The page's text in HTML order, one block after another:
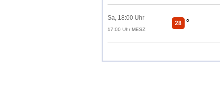
Sa, 18:00 Uhr
17:00 Uhr MESZ
28 °